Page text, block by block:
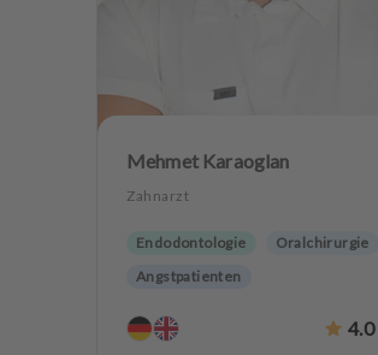
Mehmet Karaoglan
Zahnarzt
Endodontologie
Oralchirurgie
Angstpatienten
4.0